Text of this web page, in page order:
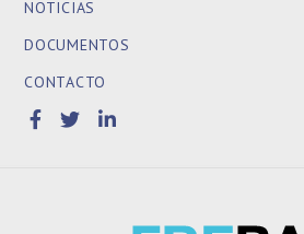
NOTICIAS
DOCUMENTOS
CONTACTO